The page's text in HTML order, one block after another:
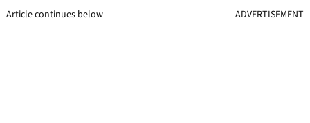
Article continues below ADVERTISEMENT